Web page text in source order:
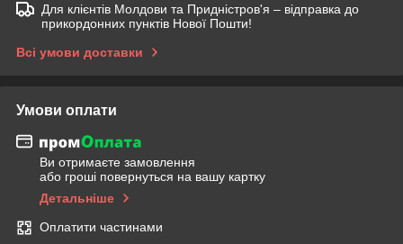
Для клієнтів Молдови та Придністров'я – відправка до
прикордонних пунктів Нової Пошти!
Всі умови доставки
Умови оплати
Ви отримаєте замовлення
або гроші повернуться на вашу картку
Детальніше
Оплатити частинами